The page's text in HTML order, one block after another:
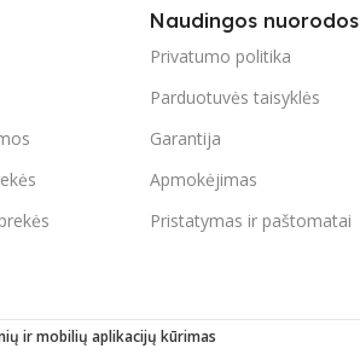
Naudingos nuorodos
Privatumo politika
Parduotuvės taisyklės
Garantija
Apmokėjimas
Pristatymas ir paštomatai
ir mobilių aplikacijų kūrimas